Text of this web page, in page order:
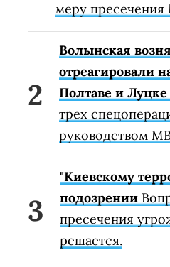
меру
Волынская
отреагировали
Полтаве и Луцке
трех
руководством
"Киевскому
подозрении
пресечения
решается.